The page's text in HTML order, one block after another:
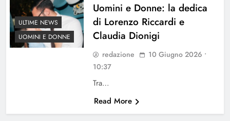
ULTIME NEWS
UOMINI E DONNE
Uomini e Donne: la dedica
di Lorenzo Riccardi e
Claudia Dionigi
redazione
10 Giugno 2026 •
10:37
Tra…
Read More